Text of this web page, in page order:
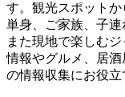
す。観光スポット
単身、ご家族、子連
また現地で楽しむ
情報やグルメ、居
の情報収集にお役立